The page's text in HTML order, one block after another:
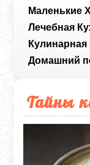
Маленькие
Лечебная
Домашний
Тайны